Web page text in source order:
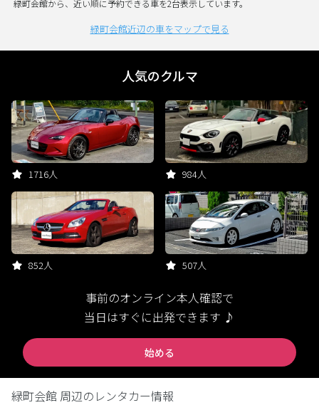
緑町会館から、近い順に予約できる車を2台表示しています。
緑町会館近辺の車をマップで見る
人気のクルマ
1716人 984人
852人 507人
事前のオンライン本人確認で
当日はすぐに出発できます ♪
始める
緑町会館 周辺のレンタカー情報